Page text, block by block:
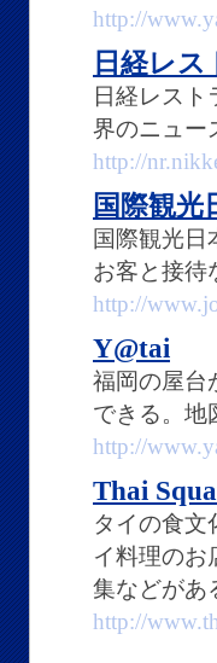
http://
日経レ
日経レス
界のニュー
http://
国際観光
国際観光
お客と接待
http://
Y@tai
福岡の屋台
できる。地
http://
Thai
タイの食文
イ料理のお
集などがあ
http://